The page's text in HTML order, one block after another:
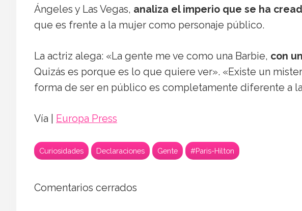
Ángeles y Las Vegas, analiza el imperio que se ha
que es frente a la mujer como personaje público.
La actriz alega: «La gente me ve como una Barbie, con
Quizás es porque es lo que quiere ver». «Existe un
forma de ser en público es completamente diferente a
Vía | Europa Press
Curiosidades Declaraciones Gente #Paris-Hilton
Zendaya y Law Roach: